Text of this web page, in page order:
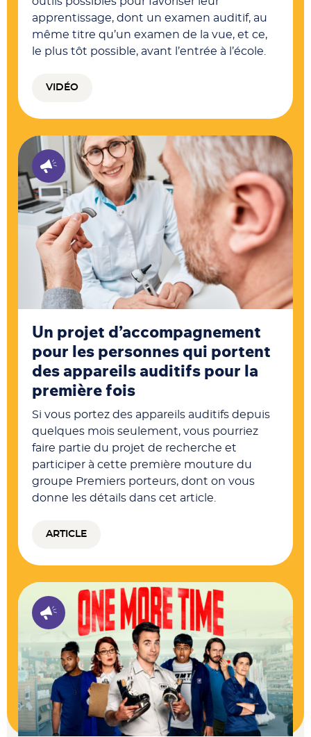
apprentissage, dont un examen auditif, au
même titre qu’un examen de la vue, et ce,
le plus tôt possible, avant l’entrée à l’école.
VIDÉO
Un projet d’accompagnement
pour les personnes qui portent
des appareils auditifs pour la
première fois
Si vous portez des appareils auditifs depuis
quelques mois seulement, vous pourriez
faire partie du projet de recherche et
participer à cette première mouture du
groupe Premiers porteurs, dont on vous
donne les détails dans cet article.
ARTICLE